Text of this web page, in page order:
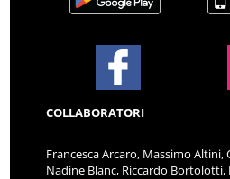
COLLABORATORI
Francesca Arcaro, Massimo Altini,
Nadine Blanc, Riccardo Bortolotti,